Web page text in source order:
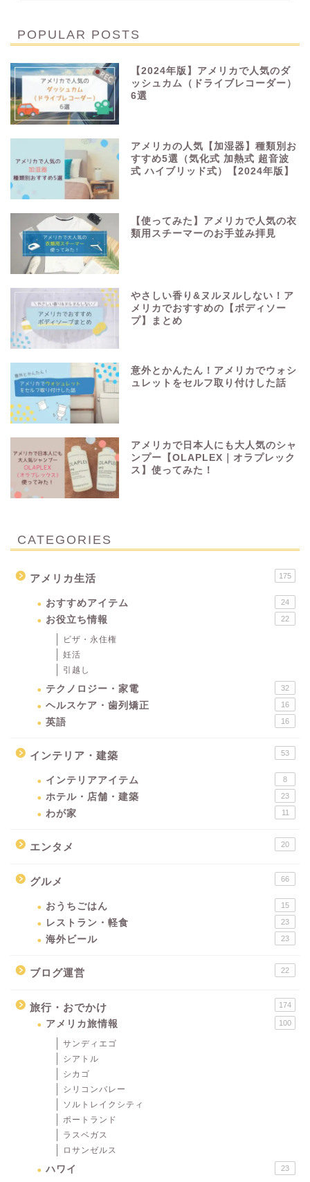
POPULAR POSTS
【2024年版】アメリカで人気のダ
ッシュカム（ドライブレコーダー）
6選
アメリカの人気【加湿器】種類別お
すすめ5選（気化式 加熱式 超音波
式 ハイブリッド式）【2024年版】
【使ってみた】アメリカで人気の衣
類用スチーマーのお手並み拝見
やさしい香り&ヌルヌルしない！ア
メリカでおすすめの【ボディソー
プ】まとめ
意外とかんたん！アメリカでウォシ
ュレットをセルフ取り付けした話
アメリカで日本人にも大人気のシャ
ンプー【OLAPLEX｜オラプレック
ス】使ってみた！
CATEGORIES
アメリカ生活 175
おすすめアイテム 24
お役立ち情報 22
ビザ・永住権
妊活
引越し
テクノロジー・家電 32
ヘルスケア・歯列矯正 16
英語 16
インテリア・建築 53
インテリアアイテム 8
ホテル・店舗・建築 23
わが家 11
エンタメ 20
グルメ 66
おうちごはん 15
レストラン・軽食 23
海外ビール 23
ブログ運営 22
旅行・おでかけ 174
アメリカ旅情報 100
サンディエゴ
シアトル
シカゴ
シリコンバレー
ソルトレイクシティ
ポートランド
ラスベガス
ロサンゼルス
ハワイ 23